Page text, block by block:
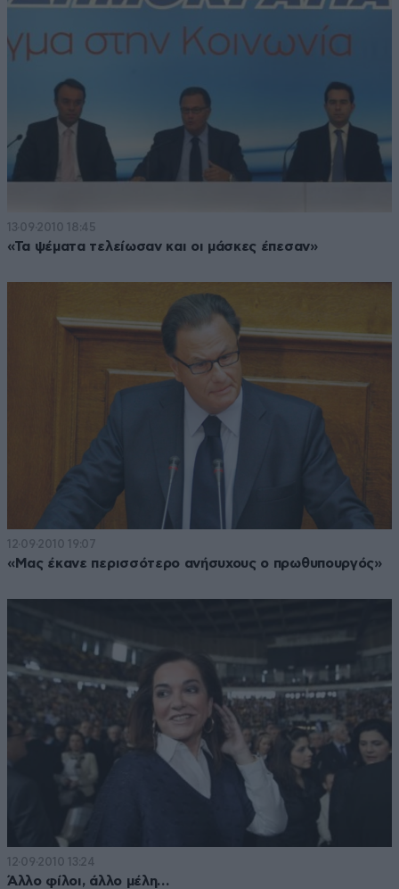
13·09·2010 18:45
«Τα ψέματα τελείωσαν και οι μάσκες έπεσαν»
12·09·2010 19:07
«Μας έκανε περισσότερο ανήσυχους ο πρωθυπουργός»
12·09·2010 13:24
Άλλο φίλοι, άλλο μέλη…